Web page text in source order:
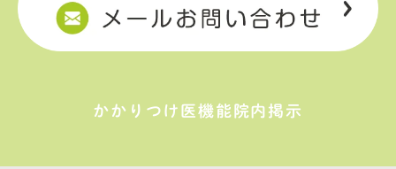
かかりつけ医機能院内掲示